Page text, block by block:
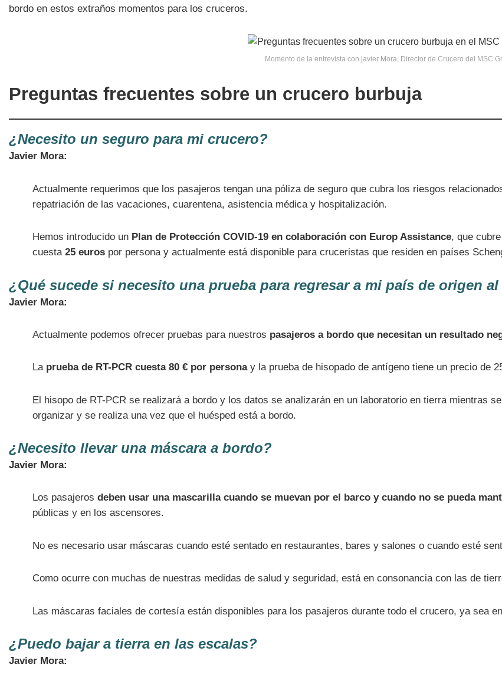
bordo en estos extraños momentos para los cruceros.
Momento de la entrevista con javier Mora, Director de Crucero del MSC
Preguntas frecuentes sobre un crucero burbuja
¿Necesito un seguro para mi crucero?
Javier Mora:
Actualmente requerimos que los pasajeros tengan una póliza de seguro que cubra los riesgos
repatriación de las vacaciones, cuarentena, asistencia médica y hospitalización.
Hemos introducido un Plan de Protección COVID-19 en colaboración con Europ Assistance, que
cuesta 25 euros por persona y actualmente está disponible para cruceristas que residen en países
¿Qué sucede si necesito una prueba para regresar a mi país de origen
Javier Mora:
Actualmente podemos ofrecer pruebas para nuestros pasajeros a bordo que necesitan un resultado
La prueba de RT-PCR cuesta 80 € por personay la prueba de hisopado de antígeno tiene un precio de
El hisopo de RT-PCR se realizará a bordo y los datos se analizarán en un laboratorio en tierra mientras
organizar y se realiza una vez que el huésped está a bordo.
¿Necesito llevar una máscara a bordo?
Javier Mora:
Los pasajeros deben usar una mascarilla cuando se muevan por el barco y cuando no se pueda
públicas y en los ascensores.
No es necesario usar máscaras cuando esté sentado en restaurantes, bares y salones o cuando esté
Como ocurre con muchas de nuestras medidas de salud y seguridad, está en consonancia con las de
Las máscaras faciales de cortesía están disponibles para los pasajeros durante todo el crucero, ya sea
¿Puedo bajar a tierra en las escalas?
Javier Mora: